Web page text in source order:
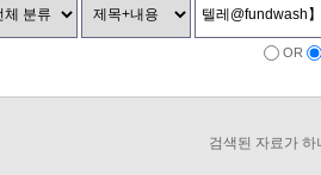
OR
검색된 자료가 하